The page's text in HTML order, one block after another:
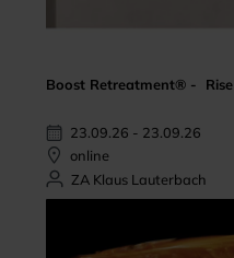
Boost Retreatment® -
23.09.26 - 23.09.26
online
ZA Klaus Lauterbach